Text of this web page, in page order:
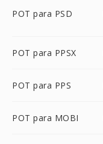
POT para PSD
POT para PPSX
POT para PPS
POT para MOBI